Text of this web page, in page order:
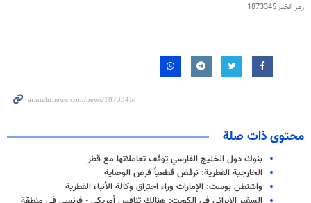
رمز الخبر1873345
محتوى ذات صلة
بنوك دول الخليج الفارسي توقف تعاملاتها مع قطر
الخارجية القطرية: نرفض قطعياً فرض الوصاية
واشنطن بوست: الإمارات وراء اختراق وكالة الأنباء القطرية